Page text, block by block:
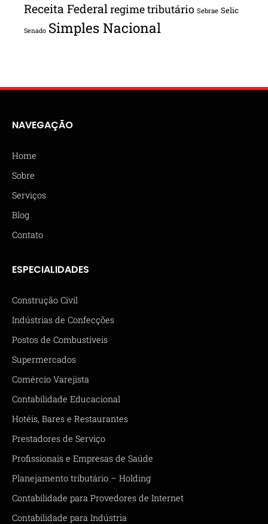
Receita Federalregime tributário Sebrae Selic
Senado Simples Nacional
NAVEGAÇÃO
Home
Sobre
Serviços
Blog
Contato
ESPECIALIDADES
Construção Civil
Indústrias de Confecções
Postos de Combustíveis
Supermercados
Comércio Varejista
Contabilidade Educacional
Hotéis, Bares e Restaurantes
Prestadores de Serviço
Profissionais e Empresas de Saúde
Planejamento tributário – Holding
Contabilidade para Provedores de Internet
Contabilidade para Indústria